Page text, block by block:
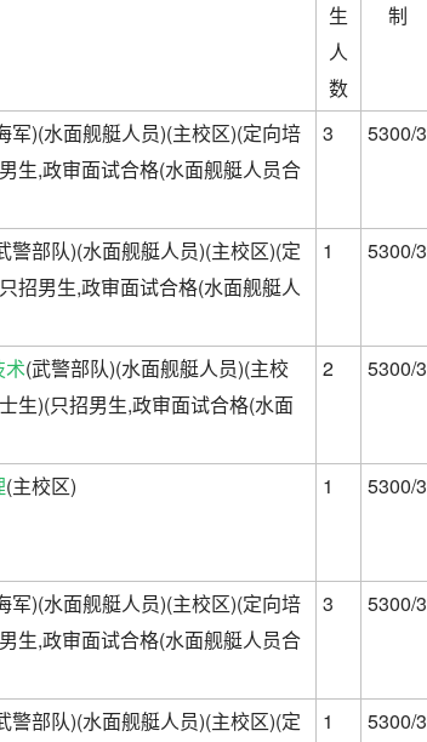
生
人
数
制
军)(水面舰艇人员)(主校区)(定向培
生,政审面试合格(水面舰艇人员合
3 5300/3
警部队)(水面舰艇人员)(主校区)(定
招男生,政审面试合格(水面舰艇人
1 5300/3
术(武警部队)(水面舰艇人员)(主校
生)(只招男生,政审面试合格(水面
2 5300/3
(主校区) 1 5300/3
军)(水面舰艇人员)(主校区)(定向培
生,政审面试合格(水面舰艇人员合
3 5300/3
警部队)(水面舰艇人员)(主校区)(定
1 5300/3